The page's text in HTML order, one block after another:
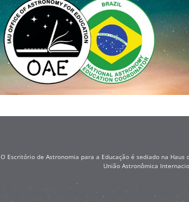
O Escritório de Astronomia para a Educação é sediado na
União Astronômica